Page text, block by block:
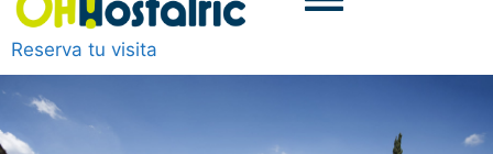
Reserva tu visita